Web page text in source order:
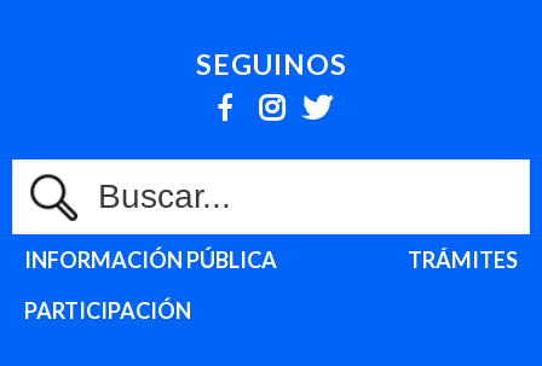
SEGUINOS
INFORMACIÓN PÚBLICA
TRÁMITES
PARTICIPACIÓN